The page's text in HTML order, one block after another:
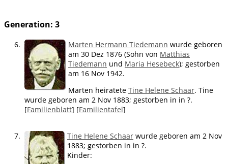
Generation: 3
6. Marten Hermann Tiedemann wurde geboren
am 30 Dez 1876 (Sohn von Matthias
Tiedemann und Maria Hesebeck); gestorben
am 16 Nov 1942.
Marten heiratete Tine Helene Schaar. Tine
wurde geboren am 2 Nov 1883; gestorben in in ?.
[Familienblatt] [Familientafel]
7. Tine Helene Schaar wurde geboren am 2 Nov
1883; gestorben in in ?.
Kinder: